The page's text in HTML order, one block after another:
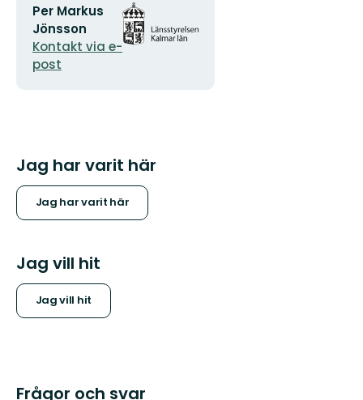
E-
postadress
Per Markus
Jönsson
Kontakt via e-
post
Organisationens
logotyp
Jag har varit här
Jag har varit här
Jag vill hit
Jag vill hit
Frågor och svar